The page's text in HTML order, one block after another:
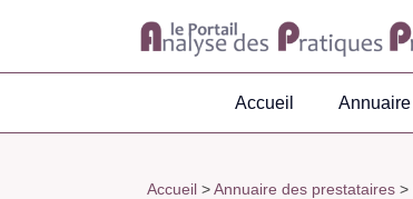
Accueil Annuaire
Accueil >Annuaire des prestataires >